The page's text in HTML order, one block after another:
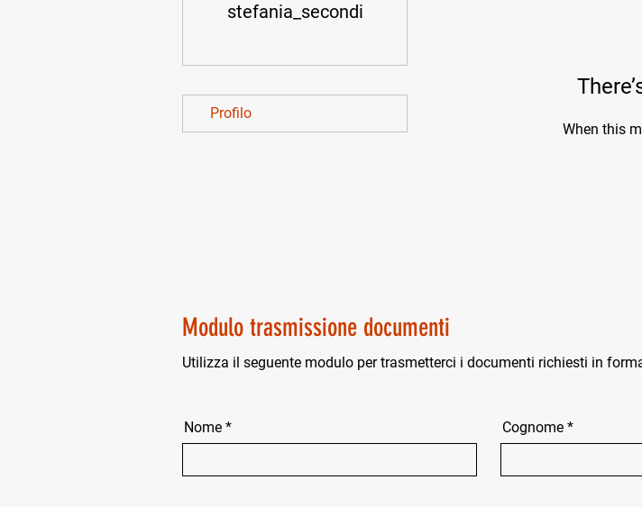
When this
Modulo trasmissione documenti
Utilizza il seguente modulo per trasmetterci i documenti richiesti in
Nome Cognome
stefania_secondi
Profilo